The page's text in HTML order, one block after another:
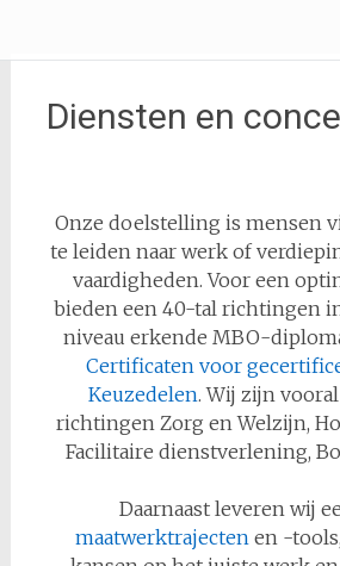
springenDiensten en
Onze doelstelling is mensen
te leiden naar werk of
vaardigheden. Voor een
bieden een 40-tal richtingen
niveau erkende MBO-
Certificaten voor
Keuzedelen. Wij zijn
richtingen Zorg en Welzijn,
Facilitaire dienstverlening,
Daarnaast leveren wij
maatwerktrajecten en -